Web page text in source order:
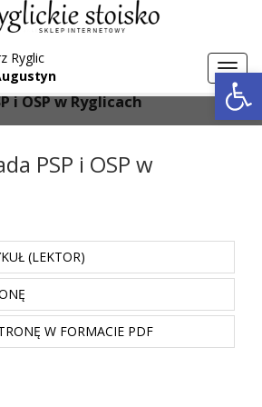
Ryglic
i OSP w Ryglicach
PSP i OSP w
(LEKTOR)
W FORMACIE PDF